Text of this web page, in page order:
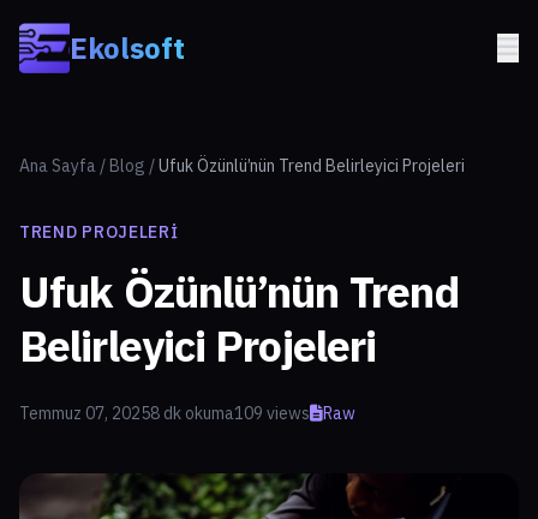
Ekolsoft
Ana Sayfa / Blog /Ufuk Özünlü’nün Trend Belirleyici Projeleri
TREND PROJELERI
Ufuk Özünlü’nün Trend
Belirleyici Projeleri
Temmuz 07, 20258 dk okuma109 views Raw